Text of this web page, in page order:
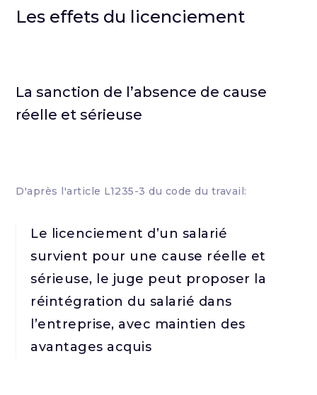
Les effets du licenciement
La sanction de l’absence de cause
réelle et sérieuse
D'après l'article L1235-3 du code du travail:
Le licenciement d’un salarié
survient pour une cause réelle et
sérieuse, le juge peut proposer la
réintégration du salarié dans
l’entreprise, avec maintien des
avantages acquis